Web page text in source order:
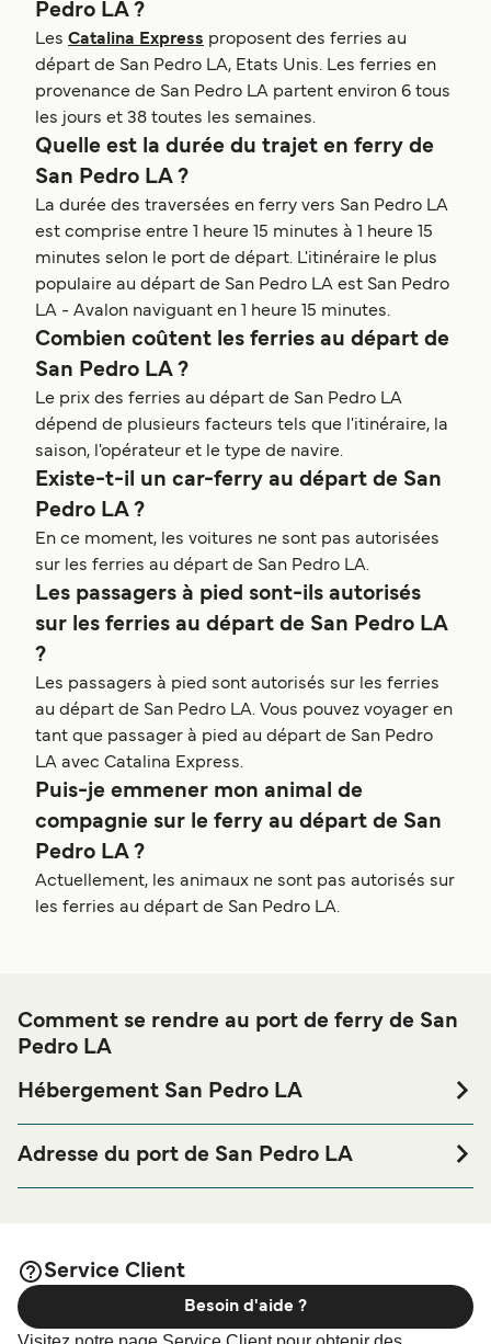
Pedro LA ?
Les Catalina Express proposent des ferries au
départ de San Pedro LA, Etats Unis. Les ferries en
provenance de San Pedro LA partent environ 6 tous
les jours et 38 toutes les semaines.
Quelle est la durée du trajet en ferry de
San Pedro LA ?
La durée des traversées en ferry vers San Pedro LA
est comprise entre 1 heure 15 minutes à 1 heure 15
minutes selon le port de départ. L'itinéraire le plus
populaire au départ de San Pedro LA est San Pedro
LA - Avalon naviguant en 1 heure 15 minutes.
Combien coûtent les ferries au départ de
San Pedro LA ?
Le prix des ferries au départ de San Pedro LA
dépend de plusieurs facteurs tels que l'itinéraire, la
saison, l'opérateur et le type de navire.
Existe-t-il un car-ferry au départ de San
Pedro LA ?
En ce moment, les voitures ne sont pas autorisées
sur les ferries au départ de San Pedro LA.
Les passagers à pied sont-ils autorisés
sur les ferries au départ de San Pedro LA
?
Les passagers à pied sont autorisés sur les ferries
au départ de San Pedro LA. Vous pouvez voyager en
tant que passager à pied au départ de San Pedro
LA avec Catalina Express.
Puis-je emmener mon animal de
compagnie sur le ferry au départ de San
Pedro LA ?
Actuellement, les animaux ne sont pas autorisés sur
les ferries au départ de San Pedro LA.
Comment se rendre au port de ferry de San
Pedro LA
Hébergement San Pedro LA
Pedro LA ou à proximité, avant ou après votre voyage ou si
vous êtes à la recherche de logements pour votre séjour,
Adresse du port de San Pedro LA
Service Client
Besoin d'aide ?